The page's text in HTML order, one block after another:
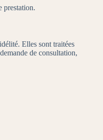
prestation.
Elles sont traitées
de consultation,